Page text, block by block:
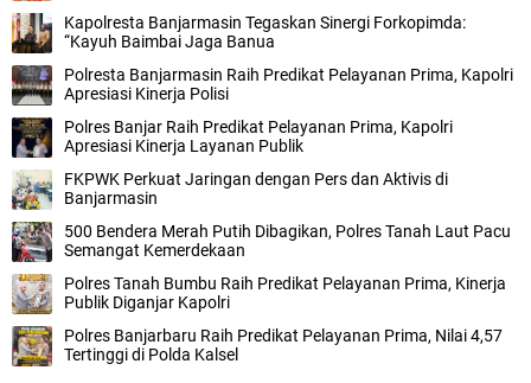
Kapolresta Banjarmasin Tegaskan Sinergi Forkopimda:
“Kayuh Baimbai Jaga Banua
Polresta Banjarmasin Raih Predikat Pelayanan Prima, Kapolri
Apresiasi Kinerja Polisi
Polres Banjar Raih Predikat Pelayanan Prima, Kapolri
Apresiasi Kinerja Layanan Publik
FKPWK Perkuat Jaringan dengan Pers dan Aktivis di
Banjarmasin
500 Bendera Merah Putih Dibagikan, Polres Tanah Laut Pacu
Semangat Kemerdekaan
Polres Tanah Bumbu Raih Predikat Pelayanan Prima, Kinerja
Publik Diganjar Kapolri
Polres Banjarbaru Raih Predikat Pelayanan Prima, Nilai 4,57
Tertinggi di Polda Kalsel